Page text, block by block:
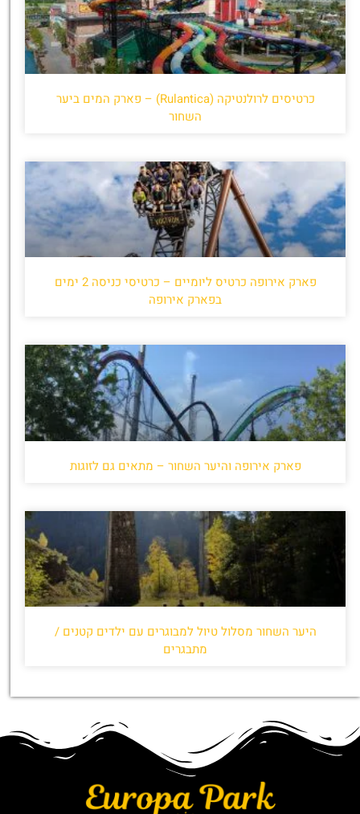
כרטיסים לרולנטיקה (Rulantica) – פארק המים ביער
השחור
פארק אירופה כרטיס ליומיים – כרטיסי כניסה 2 ימים
בפארק אירופה
פארק אירופה והיער השחור – מתאים גם לזוגות
היער השחור מסלול טיול למבוגרים עם ילדים קטנים /
מתבגרים